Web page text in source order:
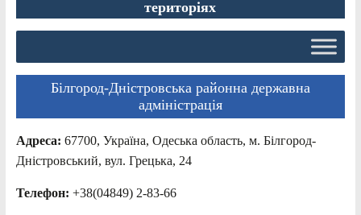
територіях
Білгород-Дністровська районна державна
адміністрація
Адреса: 67700, Україна, Одеська область, м. Білгород-
Дністровський, вул. Грецька, 24
Телефон: +38(04849) 2-83-66